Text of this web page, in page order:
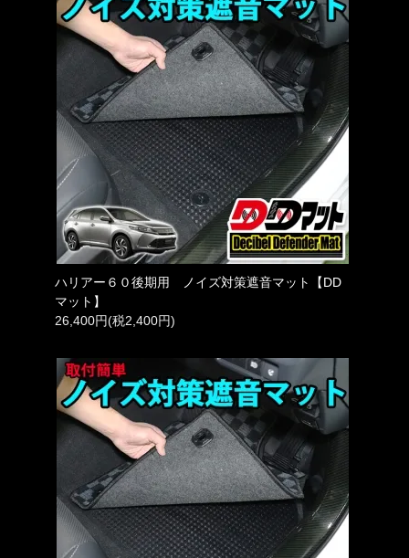
ハリアー６０後期用 ノイズ対策遮音マット【DD
マット】
26,400円(税2,400円)